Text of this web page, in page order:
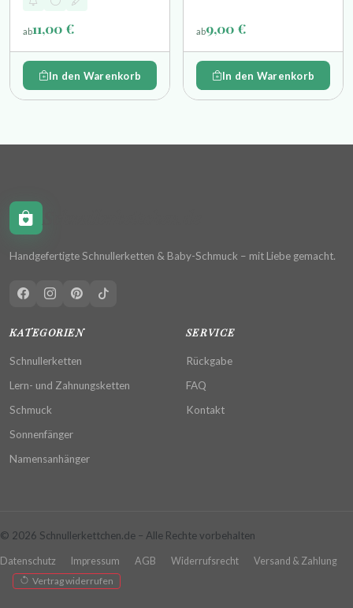
ab11,00 €
In den Warenkorb
ab9,00 €
In den Warenkorb
Handgefertigte Schnullerketten & Baby-Schmuck – mit Liebe gemacht.
KATEGORIEN
Schnullerketten
Lern- und Zahnungsketten
Schmuck
Sonnenfänger
Namensanhänger
SERVICE
Rückgabe
FAQ
Kontakt
© 2026 Schnullerkettchen.de – Alle Rechte vorbehalten
Datenschutz Impressum AGB Widerrufsrecht
Versand & Zahlung
Vertrag widerrufen